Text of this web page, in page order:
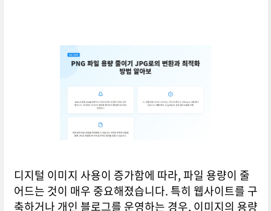
디지털 이미지 사용이 증가함에 따라, 파일 용량이 줄
어드는 것이 매우 중요해졌습니다. 특히 웹사이트를 구
축하거나 개인 블로그를 운영하는 경우, 이미지의 용량